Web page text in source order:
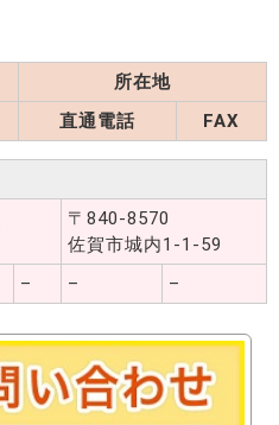
所在地
直通電話 FAX
〒840-8570
佐賀市城内1-1-59
– – –